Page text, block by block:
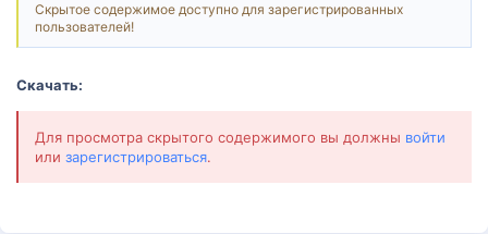
Скрытое содержимое доступно для зарегистрированных
пользователей!
Скачать:
Для просмотра скрытого содержимого вы должны войти
или зарегистрироваться.